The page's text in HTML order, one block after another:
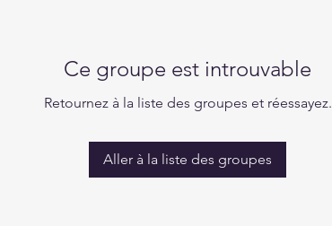
Ce groupe est introuvable
Retournez à la liste des groupes et réessayez.
Aller à la liste des groupes